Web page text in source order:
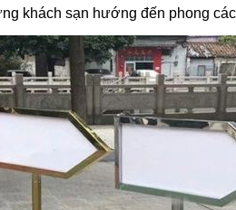
khách sạn hướng đến phong